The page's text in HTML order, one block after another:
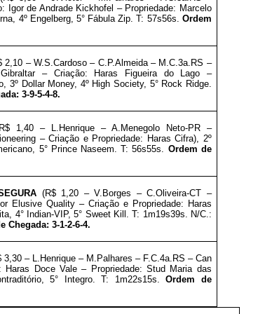
Igor de Andrade Kickhofel – Propriedade: Marcelo
4º Engelberg, 5° Fábula Zip. T: 57s56s. Ordem
2,10 – W.S.Cardoso– C.P.Almeida – M.C.3a.RS –
– Criação: Haras Figueira do Lago –
3º Dollar Money, 4º High Society, 5° Rock Ridge.
3-9-5-4-8.
1,40 – L.Henrique – A.Menegolo Neto-PR –
– Criação e Propriedade: Haras Cifra)
2º
5° Prince Naseem. T: 56s55s. Ordem de
(R$ 1,20 – V.Borges – C.Oliveira-CT –
Elusive Quality – Criação e Propriedade: Haras
4° Indian-VIP, 5° Sweet Kill. T: 1m19s39s. N/C.:
Chegada: 3-1-2-6-4.
3,30 – L.Henrique – M.Palhares – F.C.4a.RS – Can
Haras Doce Vale – Propriedade:Stud Maria das
5° Integro. T: 1m22s15s.Ordem de